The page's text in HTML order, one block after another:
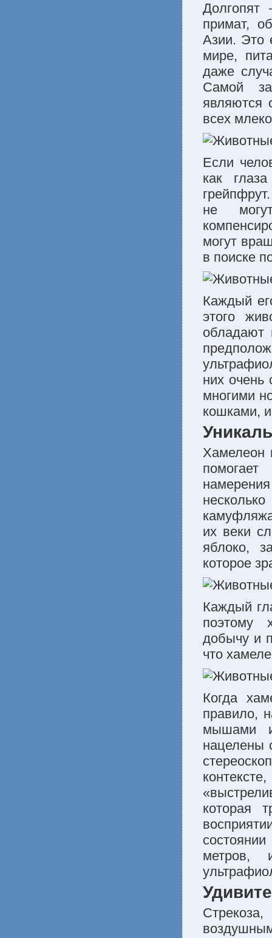
Долгопят
примат,
Азии. Это
мире,
даже
Самой
являются
всех
Если
как
не
могут
в поиске
Каждый
этого
обладают
них очень
многими
кошками,
Хамелеон
их веки
яблоко,
которое
Каждый
поэтому
добычу и
что
Когда
правило,
мышами
нацелены
которая
метров,